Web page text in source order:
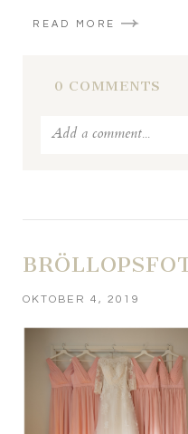
READ MORE
0 COMMENTS
Add a comment...
POST COMMENT
OKTOBER 4, 2019